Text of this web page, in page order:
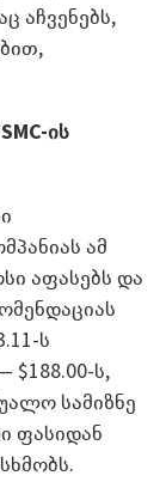
აჩვენებს,
ის
ამ
აფასებს და
ს
$188.00-ს,
სამიზნე
ფასიდან